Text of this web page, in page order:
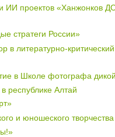
ИИ проектов «Ханжонков
стратеги России»
в литературно-
в Школе фотографа
Алтай
и юношеского